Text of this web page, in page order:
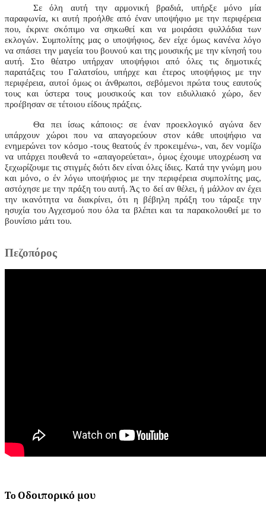
Σε όλη αυτή την αρμονική βραδιά, υπήρξε μόνο μία
παραφωνία, κι αυτή προήλθε από έναν υποψήφιο με την περιφέρεια
που, έκρινε σκόπιμο να σηκωθεί και να μοιράσει φυλλάδια των
εκλογών. Συμπολίτης μας ο υποψήφιος, δεν είχε όμως κανένα λόγο
να σπάσει την μαγεία του βουνού και της μουσικής με την κίνησή του
αυτή. Στο θέατρο υπήρχαν υποψήφιοι από όλες τις δημοτικές
παρατάξεις του Γαλατσίου, υπήρχε και έτερος υποψήφιος με την
περιφέρεια, αυτοί όμως οι άνθρωποι, σεβόμενοι πρώτα τους εαυτούς
τους και ύστερα τους μουσικούς και τον ειδυλλιακό χώρο, δεν
προέβησαν σε τέτοιου είδους πράξεις.
Θα πει ίσως κάποιος: σε έναν προεκλογικό αγώνα δεν
υπάρχουν χώροι που να απαγορεύουν στον κάθε υποψήφιο να
ενημερώνει τον κόσμο -τους θεατούς έν προκειμένω-, ναι, δεν νομίζω
να υπάρχει πουθενά το «απαγορεύεται», όμως έχουμε υποχρέωση να
ξεχωρίζουμε τις στιγμές διότι δεν είναι όλες ίδιες. Κατά την γνώμη μου
και μόνο, ο έν λόγω υποψήφιος με την περιφέρεια συμπολίτης μας,
αστόχησε με την πράξη του αυτή. Άς το δεί αν θέλει, ή μάλλον αν έχει
την ικανότητα να διακρίνει, ότι η βέβηλη πράξη του τάραξε την
ησυχία του Αγχεσμού που όλα τα βλέπει και τα παρακολουθεί με το
βουνίσιο μάτι του.
Πεζοπόρος
Τo Οδοιπορικό μου